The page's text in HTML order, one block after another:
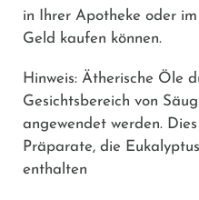
in Ihrer Apotheke oder
Geld kaufen können.
Hinweis: Ätherische Öle
Gesichtsbereich von
angewendet werden.
Präparate, die
enthalten